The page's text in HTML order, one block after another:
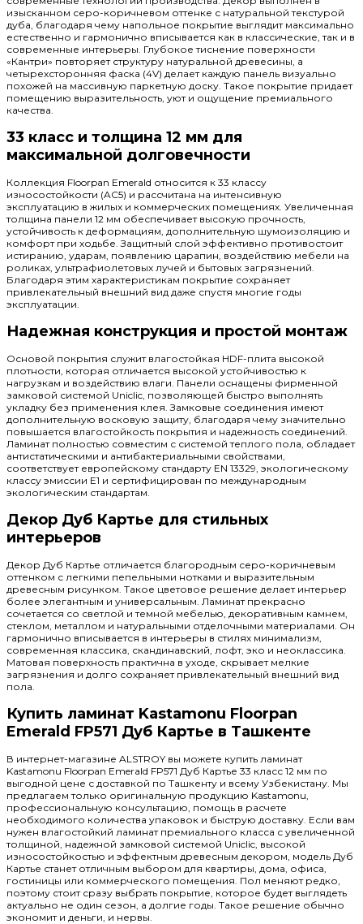
изысканном серо-коричневом оттенке с натуральной текстурой
дуба, благодаря чему напольное покрытие выглядит максимально
естественно и гармонично вписывается как в классические, так и в
современные интерьеры. Глубокое тиснение поверхности
«Кантри» повторяет структуру натуральной древесины, а
четырехсторонняя фаска (4V) делает каждую панель визуально
похожей на массивную паркетную доску. Такое покрытие придает
помещению выразительность, уют и ощущение премиального
качества.
33 класс и толщина 12 мм для
максимальной долговечности
Коллекция Floorpan Emerald относится к 33 классу
износостойкости (AC5) и рассчитана на интенсивную
эксплуатацию в жилых и коммерческих помещениях. Увеличенная
толщина панели 12 мм обеспечивает высокую прочность,
устойчивость к деформациям, дополнительную шумоизоляцию и
комфорт при ходьбе. Защитный слой эффективно противостоит
истиранию, ударам, появлению царапин, воздействию мебели на
роликах, ультрафиолетовых лучей и бытовых загрязнений.
Благодаря этим характеристикам покрытие сохраняет
привлекательный внешний вид даже спустя многие годы
эксплуатации.
Надежная конструкция и простой монтаж
Основой покрытия служит влагостойкая HDF-плита высокой
плотности, которая отличается высокой устойчивостью к
нагрузкам и воздействию влаги. Панели оснащены фирменной
замковой системой Uniclic, позволяющей быстро выполнять
укладку без применения клея. Замковые соединения имеют
дополнительную восковую защиту, благодаря чему значительно
повышается влагостойкость покрытия и надежность соединений.
Ламинат полностью совместим с системой теплого пола, обладает
антистатическими и антибактериальными свойствами,
соответствует европейскому стандарту EN 13329, экологическому
классу эмиссии E1 и сертифицирован по международным
экологическим стандартам.
Декор Дуб Картье для стильных
интерьеров
Декор Дуб Картье отличается благородным серо-коричневым
оттенком с легкими пепельными нотками и выразительным
древесным рисунком. Такое цветовое решение делает интерьер
более элегантным и универсальным. Ламинат прекрасно
сочетается со светлой и темной мебелью, декоративным камнем,
стеклом, металлом и натуральными отделочными материалами. Он
гармонично вписывается в интерьеры в стилях минимализм,
современная классика, скандинавский, лофт, эко и неоклассика.
Матовая поверхность практична в уходе, скрывает мелкие
загрязнения и долго сохраняет привлекательный внешний вид
пола.
Купить ламинат Kastamonu Floorpan
Emerald FP571 Дуб Картье в Ташкенте
В интернет-магазине ALSTROY вы можете купить ламинат
Kastamonu Floorpan Emerald FP571 Дуб Картье 33 класс 12 мм по
выгодной цене с доставкой по Ташкенту и всему Узбекистану. Мы
предлагаем только оригинальную продукцию Kastamonu,
профессиональную консультацию, помощь в расчете
необходимого количества упаковок и быструю доставку. Если вам
нужен влагостойкий ламинат премиального класса с увеличенной
толщиной, надежной замковой системой Uniclic, высокой
износостойкостью и эффектным древесным декором, модель Дуб
Картье станет отличным выбором для квартиры, дома, офиса,
гостиницы или коммерческого помещения. Пол меняют редко,
поэтому стоит сразу выбрать покрытие, которое будет выглядеть
актуально не один сезон, а долгие годы. Такое решение обычно
экономит и деньги, и нервы.